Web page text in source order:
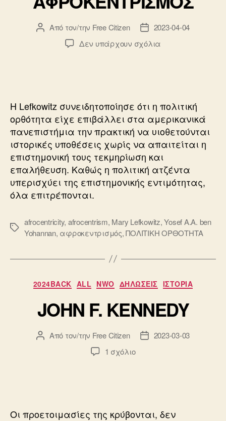
Συντάκτης
άρθρου
Από τον/την Free Citizen
Ημ.
δημοσίευσης
2023-04-04
Δεν υπάρχουν σχόλια
Η Lefkowitz συνειδητοποίησε ότι η πολιτική
ορθότητα είχε επιβάλλει στα αμερικανικά
πανεπιστήμια την πρακτική να υιοθετούνται
ιστορικές υποθέσεις χωρίς να απαιτείται η
επιστημονική τους τεκμηρίωση και
επαλήθευση. Καθώς η πολιτική ατζέντα
υπερισχύει της επιστημονικής εντιμότητας,
όλα επιτρέπονται.
Ετικέτες
afrocentricity, afrocentrism, Mary Lefkowitz,Yosef A.A. ben
Yohannan, αφροκεντρισμός,ΠΟΛΙΤΙΚΗ ΟΡΘΟΤΗΤΑ
Κατηγορίες
2024BACK ALL NWO ΔΗΛΩΣΕΙΣ ΙΣΤΟΡΙΑ
JOHN F. KENNEDY
Συντάκτης
Από τον/την Free Citizen
Ημ.2023-03-03
1 σχόλιοστο
Οι προετοιμασίες της κρύβονται, δεν